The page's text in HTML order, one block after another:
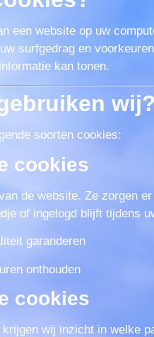
een website op uw
surfgedrag en
kan tonen.
wij?
soorten cookies:
cookies
de website. Ze zorgen
of ingelogd blijft tijdens
garanderen
onthouden
cookies
wij inzicht in welke